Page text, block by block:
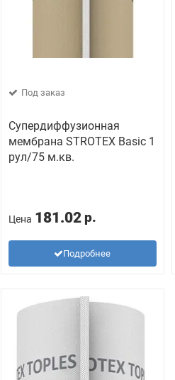
Под заказ
Супердиффузионная
мембрана STROTEX Basic 1
рул/75 м.кв.
Цена 181.02 р.
Подробнее